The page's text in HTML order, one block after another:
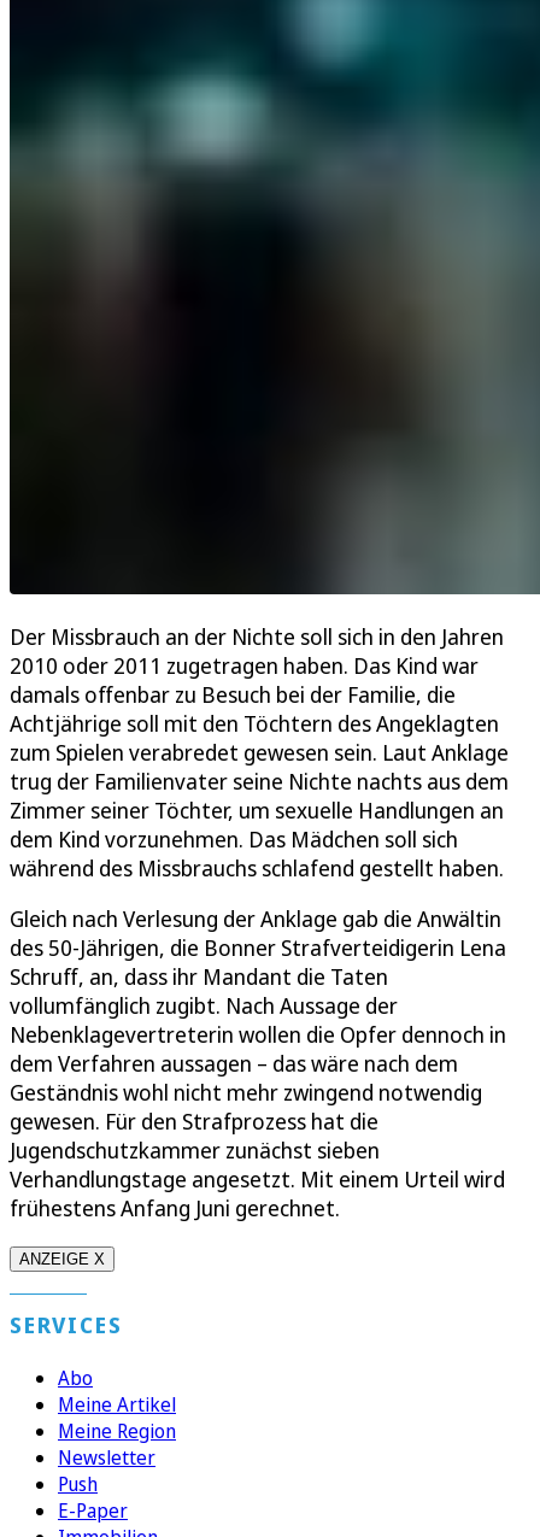
Der Missbrauch an der Nichte soll sich in den Jahren
2010 oder 2011 zugetragen haben. Das Kind war
damals offenbar zu Besuch bei der Familie, die
Achtjährige soll mit den Töchtern des Angeklagten
zum Spielen verabredet gewesen sein. Laut Anklage
trug der Familienvater seine Nichte nachts aus dem
Zimmer seiner Töchter, um sexuelle Handlungen an
dem Kind vorzunehmen. Das Mädchen soll sich
während des Missbrauchs schlafend gestellt haben.
Gleich nach Verlesung der Anklage gab die Anwältin
des 50-Jährigen, die Bonner Strafverteidigerin Lena
Schruff, an, dass ihr Mandant die Taten
vollumfänglich zugibt. Nach Aussage der
Nebenklagevertreterin wollen die Opfer dennoch in
dem Verfahren aussagen – das wäre nach dem
Geständnis wohl nicht mehr zwingend notwendig
gewesen. Für den Strafprozess hat die
Jugendschutzkammer zunächst sieben
Verhandlungstage angesetzt. Mit einem Urteil wird
frühestens Anfang Juni gerechnet.
ANZEIGE X
SERVICES
Abo
Meine Artikel
Meine Region
Newsletter
Push
E-Paper